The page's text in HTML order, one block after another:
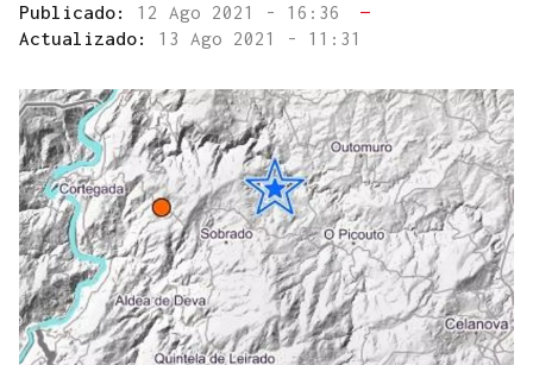
Publicado: 12 Ago 2021 - 16:36
—
Actualizado: 13 Ago 2021 - 11:31